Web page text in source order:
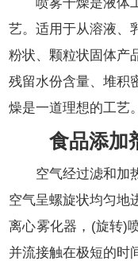
艺。适用于从溶液、
粉状、颗粒状固体产
残留水份含量、堆积
燥是一道理想的工艺。
食品添加
空气经过滤和加
空气呈螺旋状均匀地
离心雾化器，(旋转)
并流接触在极短的时